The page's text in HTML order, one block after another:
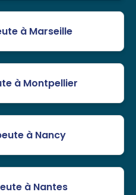
à Marseille
à Montpellier
à Nancy
à Nantes